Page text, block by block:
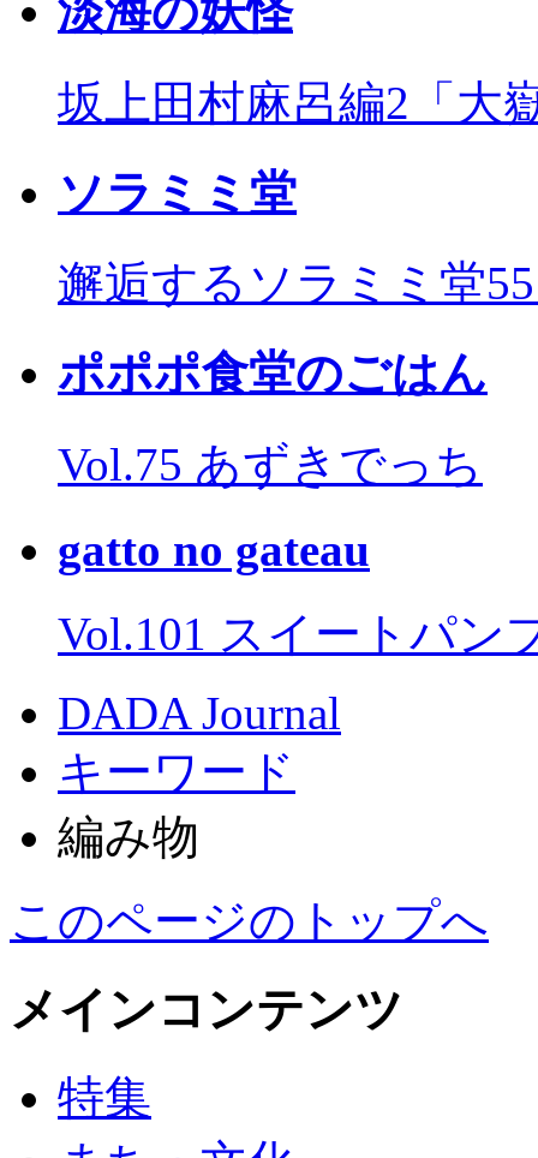
淡海の妖怪
坂上田村麻呂編2「大
ソラミミ堂
邂逅するソラミミ堂
ポポポ食堂のごはん
Vol.75 あずきでっち
gatto no gateau
Vol.101 スイートパン
DADA Journal
キーワード
編み物
このページのトップへ
メインコンテンツ
特集